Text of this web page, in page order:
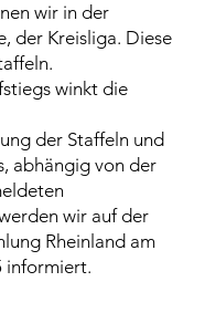
wir in der
der Kreisliga. Diese
winkt die
der Staffeln und
abhängig von der
wir auf der
Rheinland am
informiert.